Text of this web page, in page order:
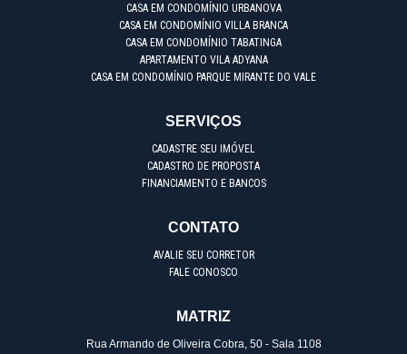
CASA EM CONDOMÍNIO URBANOVA
CASA EM CONDOMÍNIO VILLA BRANCA
CASA EM CONDOMÍNIO TABATINGA
APARTAMENTO VILA ADYANA
CASA EM CONDOMÍNIO PARQUE MIRANTE DO VALE
SERVIÇOS
CADASTRE SEU IMÓVEL
CADASTRO DE PROPOSTA
FINANCIAMENTO E BANCOS
CONTATO
AVALIE SEU CORRETOR
FALE CONOSCO
MATRIZ
Rua Armando de Oliveira Cobra, 50 - Sala 1108